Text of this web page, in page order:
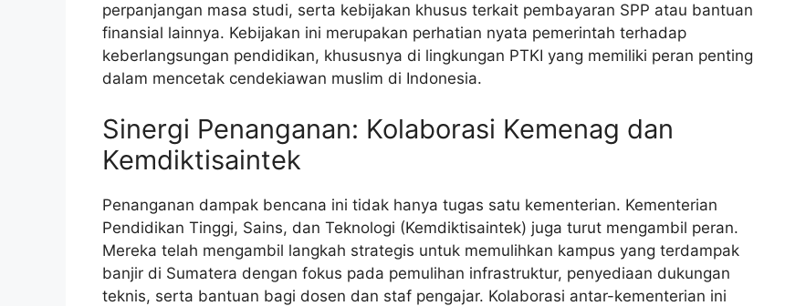
perpanjangan masa studi, serta kebijakan khusus terkait pembayaran SPP atau bantuan
finansial lainnya. Kebijakan ini merupakan perhatian nyata pemerintah terhadap
keberlangsungan pendidikan, khususnya di lingkungan PTKI yang memiliki peran penting
dalam mencetak cendekiawan muslim di Indonesia.
Sinergi Penanganan: Kolaborasi Kemenag dan
Kemdiktisaintek
Penanganan dampak bencana ini tidak hanya tugas satu kementerian. Kementerian
Pendidikan Tinggi, Sains, dan Teknologi (Kemdiktisaintek) juga turut mengambil peran.
Mereka telah mengambil langkah strategis untuk memulihkan kampus yang terdampak
banjir di Sumatera dengan fokus pada pemulihan infrastruktur, penyediaan dukungan
teknis, serta bantuan bagi dosen dan staf pengajar. Kolaborasi antar-kementerian ini